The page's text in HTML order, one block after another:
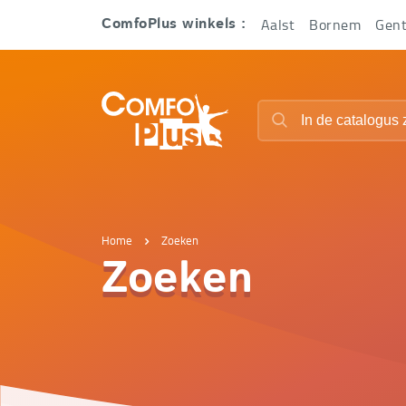
Home Zoeken
Zoeken
ComfoPlus winkels : Aalst Bornem Gent
ComfoPlus
Homepagina
Zoeken
Zoeken